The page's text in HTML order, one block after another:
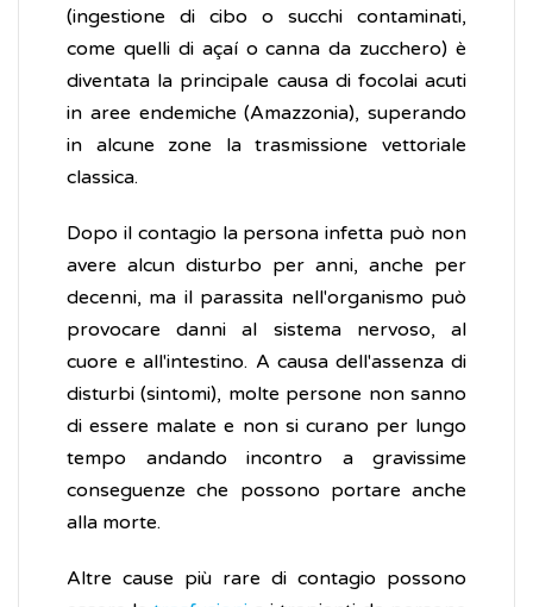
(ingestione di cibo o succhi contaminati,
come quelli di açaí o canna da zucchero) è
diventata la principale causa di focolai acuti
in aree endemiche (Amazzonia), superando
in alcune zone la trasmissione vettoriale
classica.
Dopo il contagio la persona infetta può non
avere alcun disturbo per anni, anche per
decenni, ma il parassita nell'organismo può
provocare danni al sistema nervoso, al
cuore e all'intestino. A causa dell'assenza di
disturbi (sintomi), molte persone non sanno
di essere malate e non si curano per lungo
tempo andando incontro a gravissime
conseguenze che possono portare anche
alla morte.
Altre cause più rare di contagio possono